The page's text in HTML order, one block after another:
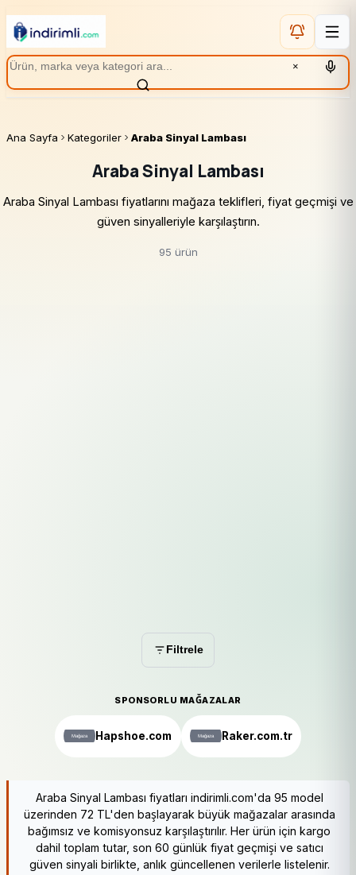
×
Ana Sayfa Kategoriler Araba Sinyal Lambası
Araba Sinyal Lambası
Araba Sinyal Lambası fiyatlarını mağaza teklifleri, fiyat geçmişi ve
güven sinyalleriyle karşılaştırın.
95 ürün
Filtrele
SPONSORLU MAĞAZALAR
Hapshoe.com Raker.com.tr
Araba Sinyal Lambası fiyatları indirimli.com'da 95 model
üzerinden 72 TL'den başlayarak büyük mağazalar arasında
bağımsız ve komisyonsuz karşılaştırılır. Her ürün için kargo
dahil toplam tutar, son 60 günlük fiyat geçmişi ve satıcı
güven sinyali birlikte, anlık güncellenen verilerle listelenir.